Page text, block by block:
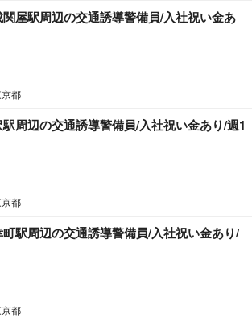
関屋駅周辺の交通誘導警備員/入社祝い金あ
都
周辺の交通誘導警備員/入社祝い金あり/週1
都
町駅周辺の交通誘導警備員/入社祝い金あり/
都